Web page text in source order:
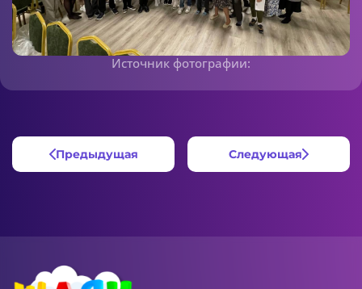
Источник фотографии:
Предыдущая Следующая